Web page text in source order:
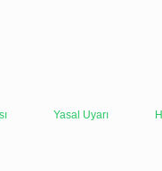
Yasal Uyarı